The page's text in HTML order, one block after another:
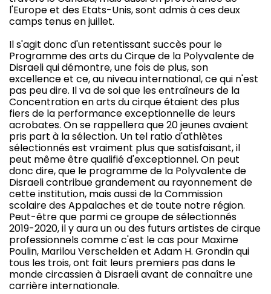
l'Europe et des Etats-Unis, sont admis à ces deux
camps tenus en juillet.
Il s'agit donc d'un retentissant succès pour le
Programme des arts du Cirque de la Polyvalente de
Disraeli qui démontre, une fois de plus, son
excellence et ce, au niveau international, ce qui n'est
pas peu dire. Il va de soi que les entraîneurs de la
Concentration en arts du cirque étaient des plus
fiers de la performance exceptionnelle de leurs
acrobates. On se rappellera que 20 jeunes avaient
pris part à la sélection. Un tel ratio d'athlètes
sélectionnés est vraiment plus que satisfaisant, il
peut même être qualifié d'exceptionnel. On peut
donc dire, que le programme de la Polyvalente de
Disraeli contribue grandement au rayonnement de
cette institution, mais aussi de la Commission
scolaire des Appalaches et de toute notre région.
Peut-être que parmi ce groupe de sélectionnés
2019-2020, il y aura un ou des futurs artistes de cirque
professionnels comme c'est le cas pour Maxime
Poulin, Marilou Verschelden et Adam H. Grondin qui
tous les trois, ont fait leurs premiers pas dans le
monde circassien à Disraeli avant de connaître une
carrière internationale.